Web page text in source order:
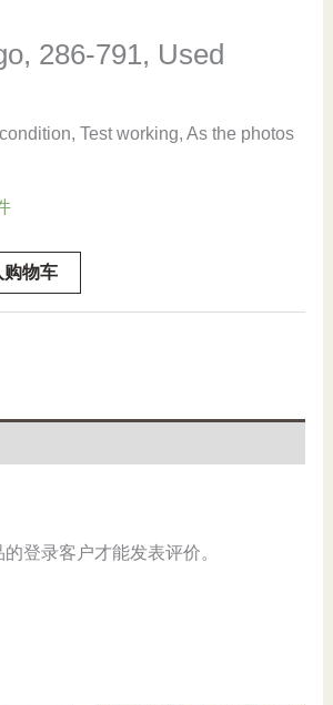
286-791, Used
Test working, As the photos
购物车
登录客户才能发表评价。